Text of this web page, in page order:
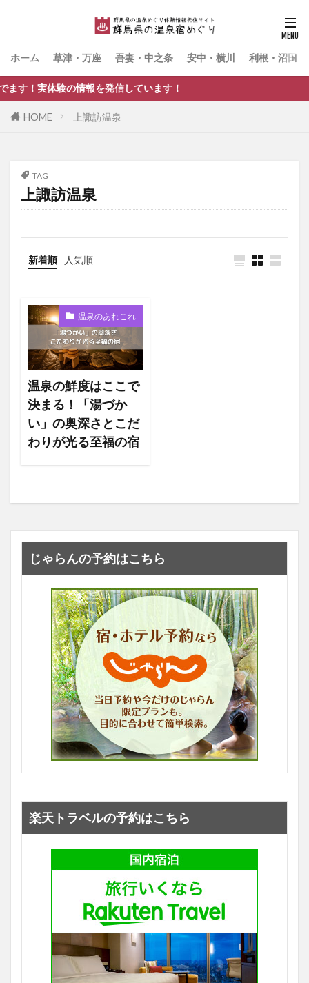
ホーム 草津・万座 吾妻・中之条 安中・横川 利根・沼田
の情報を発信しています！
HOME 上諏訪温泉
TAG
上諏訪温泉
新着順 人気順
温泉のあれこれ
温泉の鮮度はここで
決まる！「湯づか
い」の奥深さとこだ
わりが光る至福の宿
じゃらんの予約はこちら
楽天トラベルの予約はこちら